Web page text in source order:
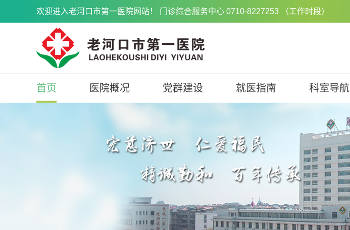
欢迎进入老河口市第一医院网站！ 门诊综合服务中心 0710-8227253 （工作时段）
首页 医院概况 党群建设 就医指南 科室导航